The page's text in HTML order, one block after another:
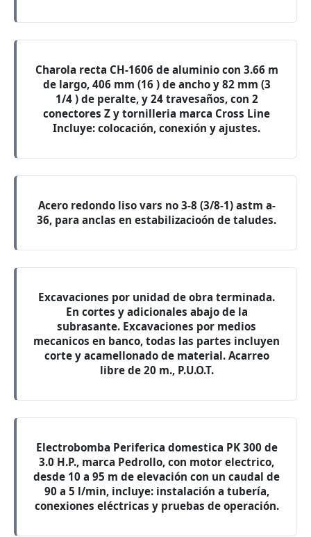
Charola recta CH-1606 de aluminio con 3.66 m
de largo, 406 mm (16 ) de ancho y 82 mm (3
1/4 ) de peralte, y 24 travesaños, con 2
conectores Z y tornilleria marca Cross Line
Incluye: colocación, conexión y ajustes.
Acero redondo liso vars no 3-8 (3/8-1) astm a-
36, para anclas en estabilizacioón de taludes.
Excavaciones por unidad de obra terminada.
En cortes y adicionales abajo de la
subrasante. Excavaciones por medios
mecanicos en banco, todas las partes incluyen
corte y acamellonado de material. Acarreo
libre de 20 m., P.U.O.T.
Electrobomba Periferica domestica PK 300 de
3.0 H.P., marca Pedrollo, con motor electrico,
desde 10 a 95 m de elevación con un caudal de
90 a 5 l/min, incluye: instalación a tubería,
conexiones eléctricas y pruebas de operación.